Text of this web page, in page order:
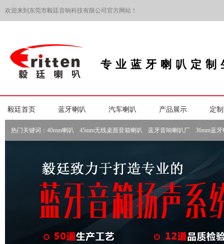
欢迎来到东莞市毅廷音响科技有限公司官方网站！
专业蓝牙喇叭定制
毅廷首页 蓝牙喇叭 汽车喇叭 产品展示 定
热门关键词： 40mm喇叭 45mm无线桌面音箱喇叭 蓝牙音响喇叭厂 36mm蓝